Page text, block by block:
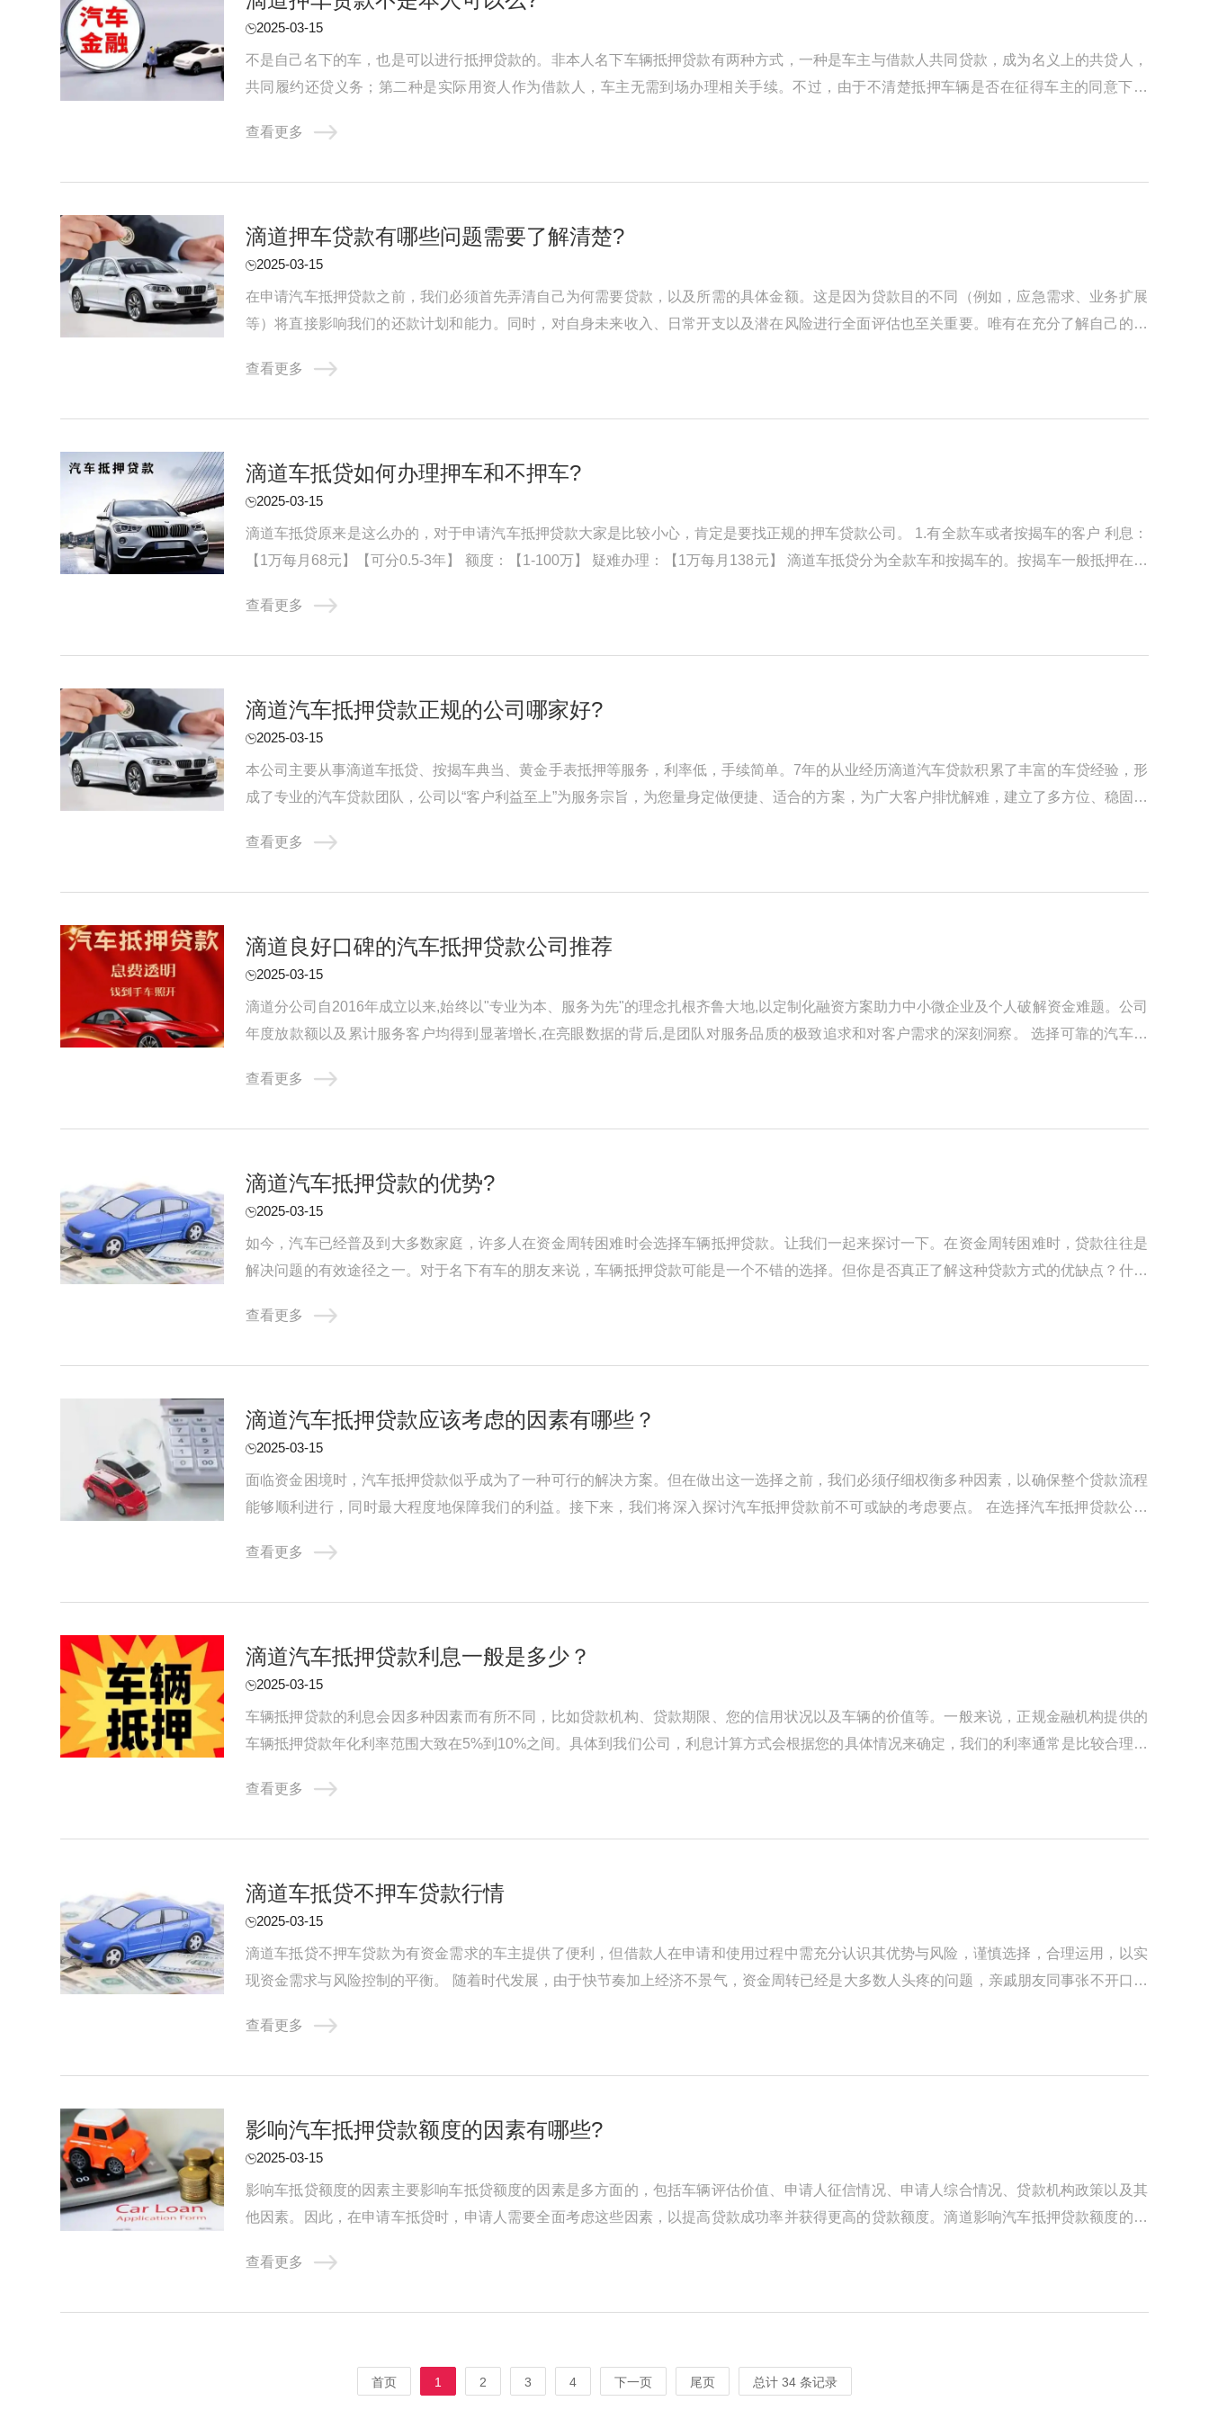
2025-03-15
不是自己名下的车，也是可以进行抵押贷款的。非本人名下车辆抵押贷款有两种方式，一种是车主与借款人共同贷款，成为名义上的共贷人，
共同履约还贷义务；第二种是实际用资人作为借款人，车主无需到场办理相关手续。不过，由于不清楚抵押车辆是否在征得车主的同意下进
查看更多
滴道押车贷款有哪些问题需要了解清楚?
2025-03-15
在申请汽车抵押贷款之前，我们必须首先弄清自己为何需要贷款，以及所需的具体金额。这是因为贷款目的不同（例如，应急需求、业务扩展
等）将直接影响我们的还款计划和能力。同时，对自身未来收入、日常开支以及潜在风险进行全面评估也至关重要。唯有在充分了解自己的还
查看更多
滴道车抵贷如何办理押车和不押车?
2025-03-15
滴道车抵贷原来是这么办的，对于申请汽车抵押贷款大家是比较小心，肯定是要找正规的押车贷款公司。 1.有全款车或者按揭车的客户 利息：
【1万每月68元】【可分0.5-3年】 额度：【1-100万】 疑难办理：【1万每月138元】 滴道车抵贷分为全款车和按揭车的。按揭车一般抵押在或
查看更多
滴道汽车抵押贷款正规的公司哪家好?
2025-03-15
本公司主要从事滴道车抵贷、按揭车典当、黄金手表抵押等服务，利率低，手续简单。7年的从业经历滴道汽车贷款积累了丰富的车贷经验，形
成了专业的汽车贷款团队，公司以“客户利益至上”为服务宗旨，为您量身定做便捷、适合的方案，为广大客户排忧解难，建立了多方位、稳固的
查看更多
滴道良好口碑的汽车抵押贷款公司推荐
2025-03-15
滴道分公司自2016年成立以来,始终以"专业为本、服务为先"的理念扎根齐鲁大地,以定制化融资方案助力中小微企业及个人破解资金难题。公司
年度放款额以及累计服务客户均得到显著增长,在亮眼数据的背后,是团队对服务品质的极致追求和对客户需求的深刻洞察。 选择可靠的汽车抵
查看更多
滴道汽车抵押贷款的优势?
2025-03-15
如今，汽车已经普及到大多数家庭，许多人在资金周转困难时会选择车辆抵押贷款。让我们一起来探讨一下。在资金周转困难时，贷款往往是
解决问题的有效途径之一。对于名下有车的朋友来说，车辆抵押贷款可能是一个不错的选择。但你是否真正了解这种贷款方式的优缺点？什么
查看更多
滴道汽车抵押贷款应该考虑的因素有哪些？
2025-03-15
面临资金困境时，汽车抵押贷款似乎成为了一种可行的解决方案。但在做出这一选择之前，我们必须仔细权衡多种因素，以确保整个贷款流程
能够顺利进行，同时最大程度地保障我们的利益。接下来，我们将深入探讨汽车抵押贷款前不可或缺的考虑要点。 在选择汽车抵押贷款公司
查看更多
滴道汽车抵押贷款利息一般是多少？
2025-03-15
车辆抵押贷款的利息会因多种因素而有所不同，比如贷款机构、贷款期限、您的信用状况以及车辆的价值等。一般来说，正规金融机构提供的
车辆抵押贷款年化利率范围大致在5%到10%之间。具体到我们公司，利息计算方式会根据您的具体情况来确定，我们的利率通常是比较合理且
查看更多
滴道车抵贷不押车贷款行情
2025-03-15
滴道车抵贷不押车贷款为有资金需求的车主提供了便利，但借款人在申请和使用过程中需充分认识其优势与风险，谨慎选择，合理运用，以实
现资金需求与风险控制的平衡。 随着时代发展，由于快节奏加上经济不景气，资金周转已经是大多数人头疼的问题，亲戚朋友同事张不开口，
查看更多
影响汽车抵押贷款额度的因素有哪些?
2025-03-15
影响车抵贷额度的因素主要影响车抵贷额度的因素是多方面的，包括车辆评估价值、申请人征信情况、申请人综合情况、贷款机构政策以及其
他因素。因此，在申请车抵贷时，申请人需要全面考虑这些因素，以提高贷款成功率并获得更高的贷款额度。滴道影响汽车抵押贷款额度的因
查看更多
首页 1 2 3 4 下一页 尾页 总计 34 条记录